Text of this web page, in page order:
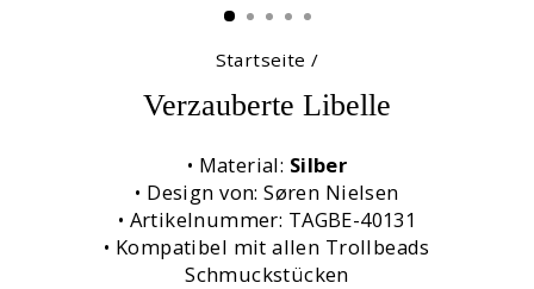
Startseite /
Verzauberte Libelle
• Material: Silber
• Design von: Søren Nielsen
• Artikelnummer: TAGBE-40131
• Kompatibel mit allen Trollbeads
Schmuckstücken